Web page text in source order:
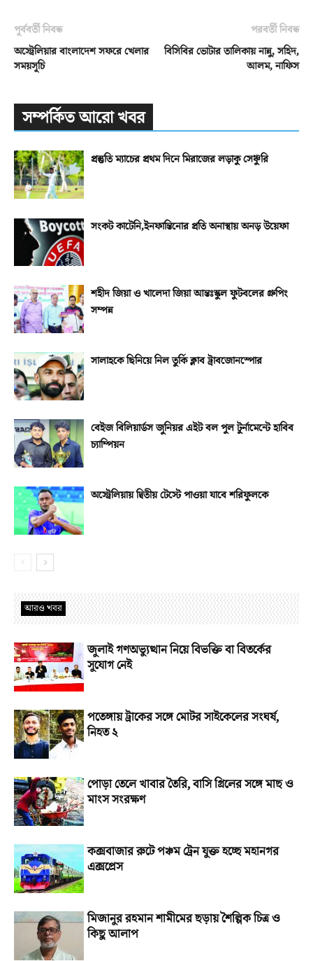
পূর্ববর্তী নিবন্ধ
অস্ট্রেলিয়ার বাংলাদেশ সফরে খেলার
সময়সূচি
পরবর্তী নিবন্ধ
বিসিবির ভোটার তালিকায় নান্নু, সহিদ,
আলম, নাফিস
সম্পর্কিত আরো খবর
প্রস্তুতি ম্যাচের প্রথম দিনে মিরাজের লড়াকু সেঞ্চুরি
সংকট কাটেনি,ইনফান্তিনোর প্রতি অনাস্থায় অনড় উয়েফা
শহীদ জিয়া ও খালেদা জিয়া আন্তঃস্কুল ফুটবলের গ্রুপিং
সম্পন্ন
সালাহকে ছিনিয়ে নিল তুর্কি ক্লাব ট্রাবজোনস্পোর
বেইজ বিলিয়ার্ডস জুনিয়র এইট বল পুল টুর্নামেন্টে হাবিব
চ্যাম্পিয়ন
অস্ট্রেলিয়ায় দ্বিতীয় টেস্টে পাওয়া যাবে শরিফুলকে
আরও খবর
জুলাই গণঅভ্যুত্থান নিয়ে বিভক্তি বা বিতর্কের
সুযোগ নেই
পতেঙ্গায় ট্রাকের সঙ্গে মোটর সাইকেলের সংঘর্ষ,
নিহত ২
পোড়া তেলে খাবার তৈরি, বাসি গ্রিলের সঙ্গে মাছ ও
মাংস সংরক্ষণ
কক্সবাজার রুটে পঞ্চম ট্রেন যুক্ত হচ্ছে মহানগর
এক্সপ্রেস
মিজানুর রহমান শামীমের ছড়ায় শৈল্পিক চিত্র ও
কিছু আলাপ